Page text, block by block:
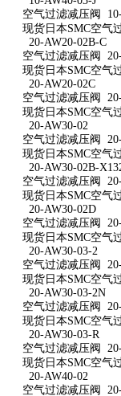
空气过滤减压阀
现货日本SMC空气
20-AW20-02B-C
空气过滤减压阀
现货日本SMC空气
20-AW20-02C
空气过滤减压阀
现货日本SMC空气
20-AW30-02
空气过滤减压阀
现货日本SMC空气
20-AW30-02B-
空气过滤减压阀
现货日本SMC空气
20-AW30-02D
空气过滤减压阀
现货日本SMC空气
20-AW30-03-2
空气过滤减压阀
现货日本SMC空气
20-AW30-03-2N
空气过滤减压阀
现货日本SMC空气
20-AW30-03-R
空气过滤减压阀
现货日本SMC空气
20-AW40-02
空气过滤减压阀